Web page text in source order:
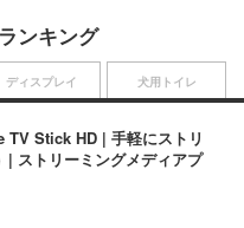
ンキング
TV Stick HD | 手軽にストリ
| ストリーミングメディアプ
ディスプレイ 犬用トイレ